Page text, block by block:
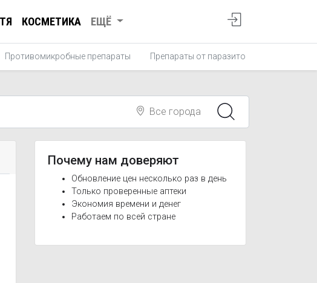
КОСМЕТИКА ЕЩЁ
Противомикробные препараты Препараты от паразитов
Все города
Почему нам доверяют
Обновление цен несколько раз в день
Только проверенные аптеки
Экономия времени и денег
Работаем по всей стране